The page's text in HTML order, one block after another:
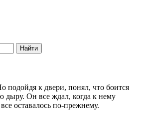
Найти
подойдя к двери, понял, что боится
дыру. Он все ждал, когда к нему
оставалось по-прежнему.